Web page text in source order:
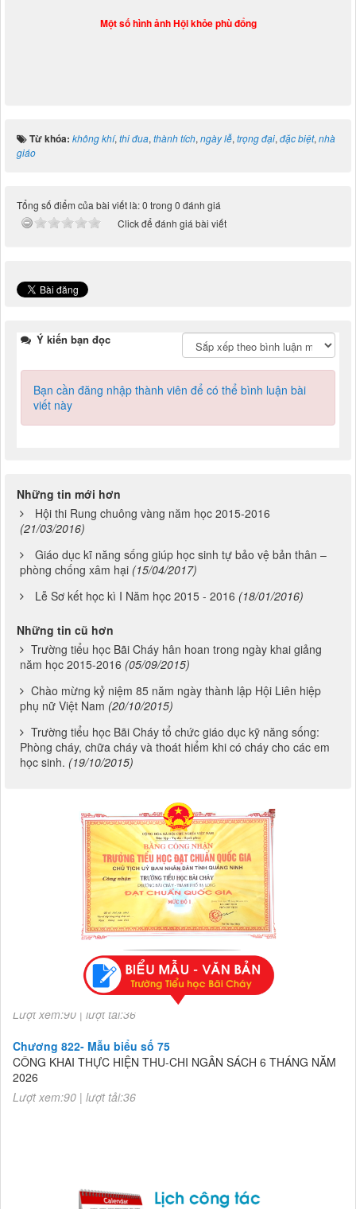
Một số hình ảnh Hội khỏe phù đổng
Từ khóa: không khí, thi đua, thành tích, ngày lễ, trọng đại, đặc biệt, nhà
giáo
Tổng số điểm của bài viết là: 0 trong 0 đánh giá
Click để đánh giá bài viết
Ý kiến bạn đọc
Bạn cần đăng nhập thành viên để có thể bình luận bài
viết này
Những tin mới hơn
Hội thi Rung chuông vàng năm học 2015-2016
(21/03/2016)
Giáo dục kĩ năng sống giúp học sinh tự bảo vệ bản thân –
phòng chống xâm hại (15/04/2017)
Lễ Sơ kết học kì I Năm học 2015 - 2016 (18/01/2016)
Những tin cũ hơn
Trường tiểu học Bãi Cháy hân hoan trong ngày khai giảng
năm học 2015-2016 (05/09/2015)
Chào mừng kỷ niệm 85 năm ngày thành lập Hội Liên hiệp
phụ nữ Việt Nam (20/10/2015)
Trường tiểu học Bãi Cháy tổ chức giáo dục kỹ năng sống:
Phòng cháy, chữa cháy và thoát hiểm khi có cháy cho các em
học sinh. (19/10/2015)
Chương 822- Mẫu biểu số 75
CÔNG KHAI THỰC HIỆN THU-CHI NGÂN SÁCH 6 THÁNG NĂM
Lượt xem:90 | lượt tải:36
CÔNG KHAI THỰC HIỆN THU-CHI NGÂN SÁCH 6 THÁNG NĂM
2026
Lượt xem:90 | lượt tải:36